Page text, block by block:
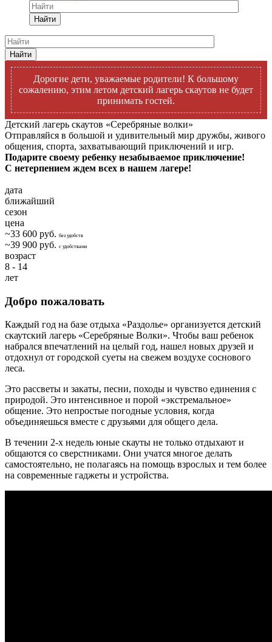
Найти
Найти
Дорогие дети, уважаемые родители! К большому
сожалению, этим летом детский лагерь скаутов не будет
принимать гостей.
Детский лагерь скаутов «Серебряные волки»
Отправляйся в большой и удивительный мир дружбы, живого
общения, спорта, захватывающий приключений и игр.
Подарите своему ребенку незабываемое приключение!
С нетерпением ждем всех в нашем лагере!
дата
ближайший
сезон
цена
~33 600 руб. без удобств
~39 900 руб. с удобствами
возраст
8 - 14
лет
Добро пожаловать
Каждый год на базе отдыха «Раздолье» организуется детский
скаутский лагерь «Серебряные Волки». Чтобы ваш ребенок
набрался впечатлений на целый год, нашел новых друзей и
отдохнул от городской суеты на свежем воздухе соснового
леса.
Это рассветы и закаты, песни, походы и чувство единения с
природой. Это интенсивное и порой «экстремальное»
общение. Это непростые погодные условия, когда
объединяешься вместе с друзьями для общего дела.
В течении 2-х недель юные скауты не только отдыхают и
общаются со сверстниками. Они учатся многое делать
самостоятельно, не полагаясь на помощь взрослых и тем более
на современные гаджеты и устройства.